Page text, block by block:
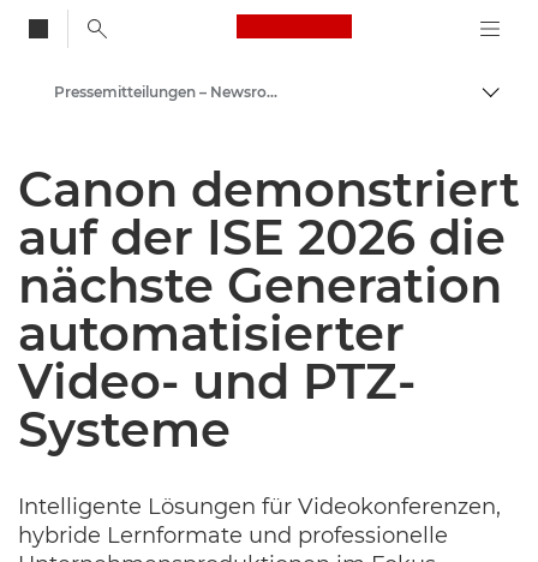
Canon Logo, back
Auf
Newsroom
Pressemitteilungen – Newsroom
Canon demonstriert
auf der ISE 2026 die
nächste Generation
automatisierter
Video- und PTZ-
Systeme
Intelligente Lösungen für Videokonferenzen,
hybride Lernformate und professionelle